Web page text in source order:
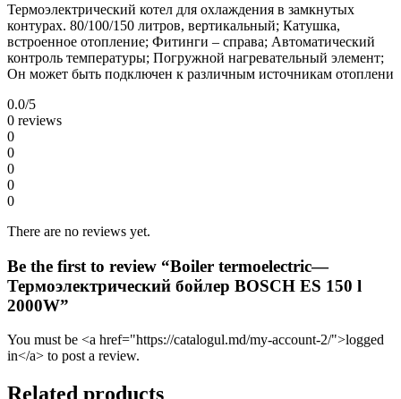
Термоэлектрический котел для охлаждения в замкнутых
контурах. 80/100/150 литров, вертикальный; Катушка,
встроенное отопление; Фитинги – справа; Автоматический
контроль температуры; Погружной нагревательный элемент;
Он может быть подключен к различным источникам отоплени
0.0/5
0 reviews
0
0
0
0
0
There are no reviews yet.
Be the first to review “Boiler termoelectric—
Термоэлектрический бойлер BOSCH ES 150 l
2000W”
You must be <a href="https://catalogul.md/my-account-2/">logged
in</a> to post a review.
Related products